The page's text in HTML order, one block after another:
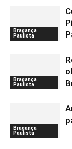
Bragança
Paulista
Bragança
Paulista
Bragança
Paulista